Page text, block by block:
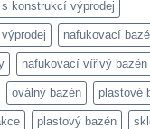
konstrukcí výprodej
nafukovací
nafukovací vířivý bazén
oválný bazén plastové
plastový bazén